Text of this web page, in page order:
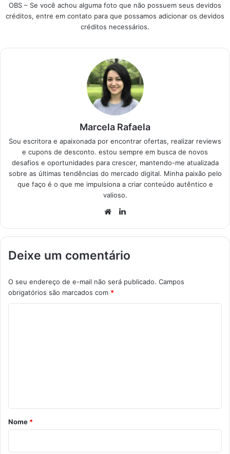
de vendas e com as
melhores avaliações
do mercado atual
decisão de compra.
OBS – Se você achou alguma foto que não possuem seus devidos
créditos, entre em contato para que possamos adicionar os devidos
créditos necessários.
Marcela Rafaela
Sou escritora e apaixonada por encontrar ofertas, realizar reviews
e cupons de desconto. estou sempre em busca de novos
desafios e oportunidades para crescer, mantendo-me atualizada
sobre as últimas tendências do mercado digital. Minha paixão pelo
que faço é o que me impulsiona a criar conteúdo autêntico e
valioso.
Website
Deixe um comentário
O seu endereço de e-mail não será publicado. Campos
obrigatórios são marcados com *
r
o
Nome *